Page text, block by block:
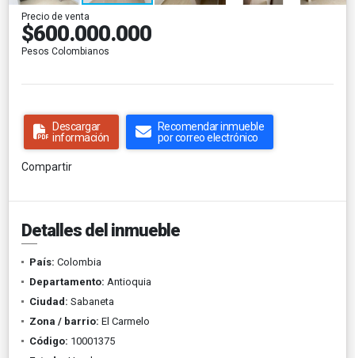
Precio de venta
$600.000.000
Pesos Colombianos
Descargar
información
Recomendar inmueble
por correo electrónico
Compartir
Detalles del inmueble
País: Colombia
Departamento: Antioquia
Ciudad: Sabaneta
Zona / barrio: El Carmelo
Código: 10001375